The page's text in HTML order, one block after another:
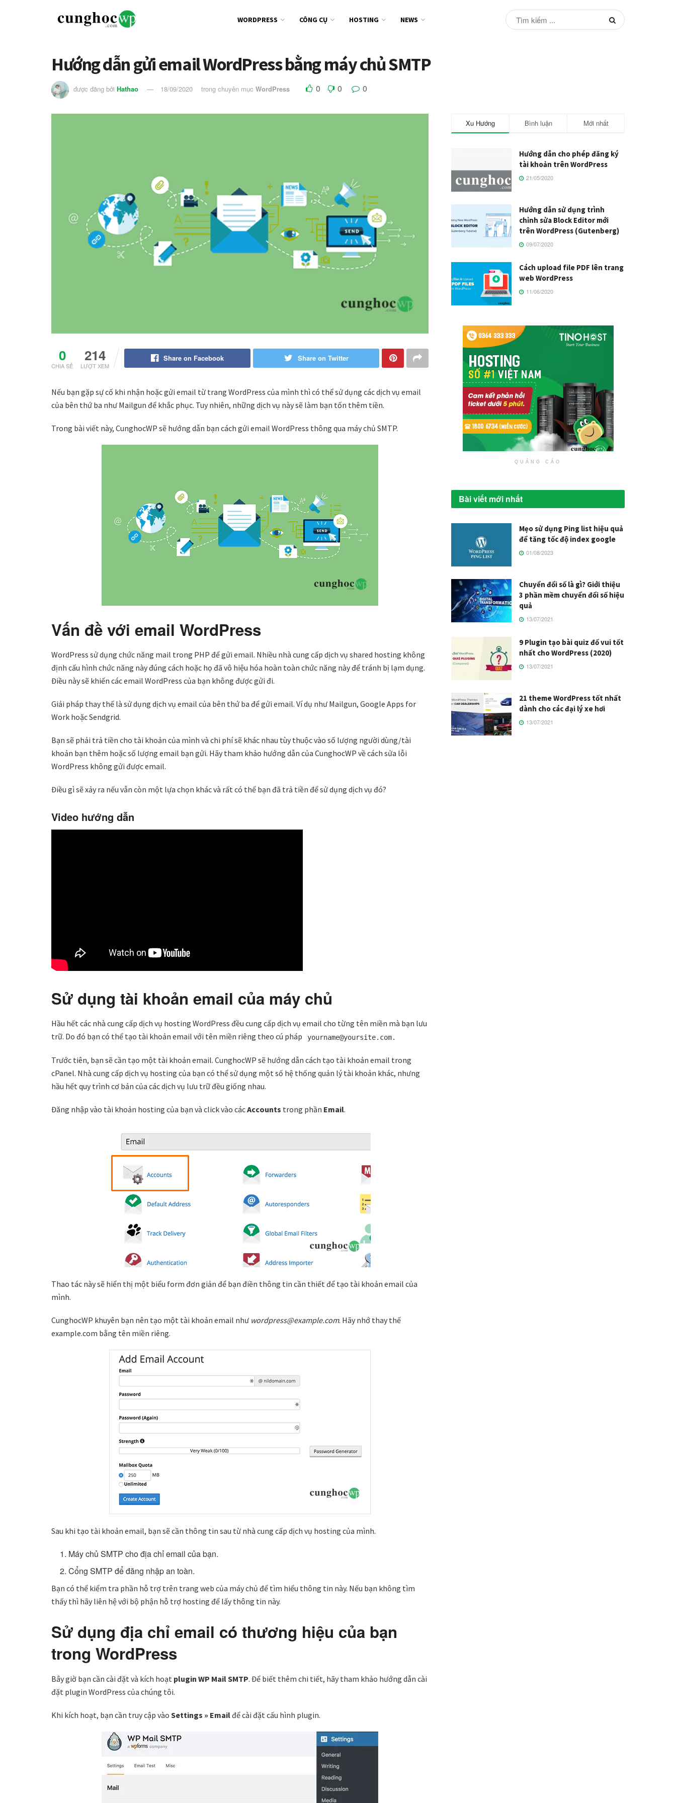
WORDPRESS CÔNG CỤ HOSTING NEWS
Hướng dẫn gửi email WordPress bằng máy chủ SMTP
được đăng bởi Hathao 18/09/2020 trong chuyên mục WordPress 0 0 0
0
CHIA SẺ
214
LƯỢT XEM
Share on Facebook Share on Twitter
Nếu bạn gặp sự cố khi nhận hoặc gửi email từ trang WordPress của mình thì có thể sử dụng các dịch vụ email
của bên thứ ba như Mailgun để khắc phục. Tuy nhiên, những dịch vụ này sẽ làm bạn tốn thêm tiền.
Trong bài viết này, CunghocWP sẽ hướng dẫn bạn cách gửi email WordPress thông qua máy chủ SMTP.
Vấn đề với email WordPress
WordPress sử dụng chức năng mail trong PHP để gửi email. Nhiều nhà cung cấp dịch vụ shared hosting không
định cấu hình chức năng này đúng cách hoặc họ đã vô hiệu hóa hoàn toàn chức năng này để tránh bị lạm dụng.
Điều này sẽ khiến các email WordPress của bạn không được gửi đi.
Giải pháp thay thế là sử dụng dịch vụ email của bên thứ ba để gửi email. Ví dụ như Mailgun, Google Apps for
Work hoặc Sendgrid.
Bạn sẽ phải trả tiền cho tài khoản của mình và chi phí sẽ khác nhau tùy thuộc vào số lượng người dùng/tài
khoản bạn thêm hoặc số lượng email bạn gửi. Hãy tham khảo hướng dẫn của CunghocWP về cách sửa lỗi
WordPress không gửi được email.
Điều gì sẽ xảy ra nếu vẫn còn một lựa chọn khác và rất có thể bạn đã trả tiền để sử dụng dịch vụ đó?
Video hướng dẫn
Sử dụng tài khoản email của máy chủ
Hầu hết các nhà cung cấp dịch vụ hosting WordPress đều cung cấp dịch vụ email cho từng tên miền mà bạn lưu
trữ. Do đó bạn có thể tạo tài khoản email với tên miền riêng theo cú pháp
yourname@yoursite.com.
Trước tiên, bạn sẽ cần tạo một tài khoản email. CunghocWP sẽ hướng dẫn cách tạo tài khoản email trong
cPanel. Nhà cung cấp dịch vụ hosting của bạn có thể sử dụng một số hệ thống quản lý tài khoản khác, nhưng
hầu hết quy trình cơ bản của các dịch vụ lưu trữ đều giống nhau.
Đăng nhập vào tài khoản hosting của bạn và click vào cácAccounts trong phần Email.
Thao tác này sẽ hiển thị một biểu form đơn giản để bạn điền thông tin cần thiết để tạo tài khoản email của
mình.
CunghocWP khuyên bạn nên tạo một tài khoản email như wordpress@example.com. Hãy nhớ thay thế
example.com bằng tên miền riêng.
Sau khi tạo tài khoản email, bạn sẽ cần thông tin sau từ nhà cung cấp dịch vụ hosting của mình.
Máy chủ SMTP cho địa chỉ email của bạn.
Cổng SMTP để đăng nhập an toàn.
Bạn có thể kiểm tra phần hỗ trợ trên trang web của máy chủ để tìm hiểu thông tin này. Nếu bạn không tìm
thấy thì hãy liên hệ với bộ phận hỗ trợ hosting để lấy thông tin này.
Sử dụng địa chỉ email có thương hiệu của bạn
trong WordPress
Bây giờ bạn cần cài đặt và kích hoạt plugin WP Mail SMTP. Để biết thêm chi tiết, hãy tham khảo hướng dẫn cài
đặt plugin WordPress của chúng tôi.
Khi kích hoạt, bạn cần truy cập vào Settings » Emailđể cài đặt cấu hình plugin.
Xu Hướng Bình luận Mới nhất
Hướng dẫn cho phép đăng ký
tài khoản trên WordPress
21/05/2020
Hướng dẫn sử dụng trình
chỉnh sửa Block Editor mới
trên WordPress (Gutenberg)
09/07/2020
Cách upload file PDF lên trang
web WordPress
11/06/2020
QUẢNG CÁO
Bài viết mới nhất
Mẹo sử dụng Ping list hiệu quả
để tăng tốc độ index google
01/08/2023
Chuyển đổi số là gì? Giới thiệu
3 phần mềm chuyển đổi số hiệu
quả
13/07/2021
9 Plugin tạo bài quiz đố vui tốt
nhất cho WordPress (2020)
13/07/2021
21 theme WordPress tốt nhất
dành cho các đại lý xe hơi
13/07/2021